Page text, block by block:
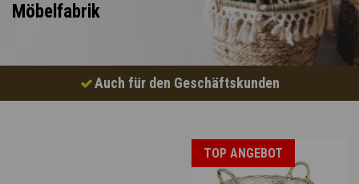
Möbelfabrik
Auch für den Geschäftskunden
TOP ANGEBOT